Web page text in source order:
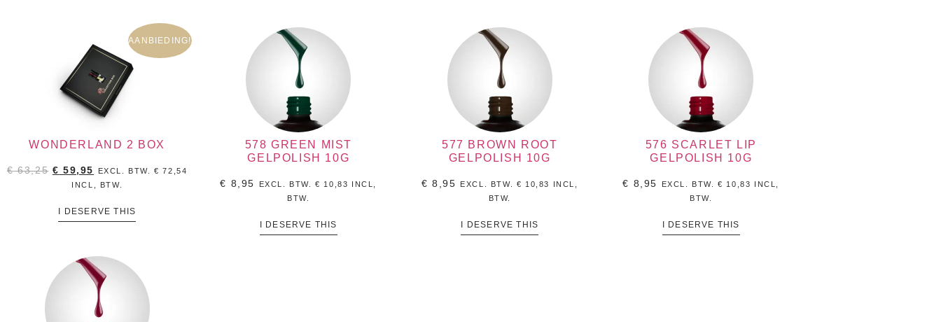
AANBIEDING!
WONDERLAND 2 BOX
€63,25 € 59,95 EXCL. BTW.€ 72,54
INCL, BTW.
I DESERVE THIS
578 GREEN MIST
GELPOLISH 10G
€ 8,95 EXCL. BTW.€ 10,83
INCL,
BTW.
I DESERVE THIS
577 BROWN ROOT
GELPOLISH 10G
€ 8,95 EXCL. BTW. € 10,83
INCL,
BTW.
I DESERVE THIS
576 SCARLET LIP
GELPOLISH 10G
€ 8,95 EXCL. BTW.€ 10,83
INCL,
BTW.
I DESERVE THIS